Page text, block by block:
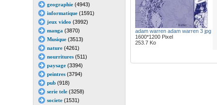
geographie(4943)
informatique(1591)
jeux video (3992)
manga (3870)
Musique(3513)
nature(4261)
nourritures(511)
paysage(3394)
peintres(3794)
pub(918)
serie tele(3258)
societe(1531)
adam warren adam warren 3 jpg
1600*1200 Pixel
253.7 Ko